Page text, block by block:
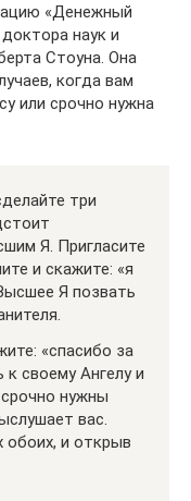
«Денежный
наук и
Стоуна. Она
когда вам
или срочно нужна
три
Я. Пригласите
и скажите: «я
Я позвать
«спасибо за
своему Ангелу и
нужны
вас.
обоих, и открыв